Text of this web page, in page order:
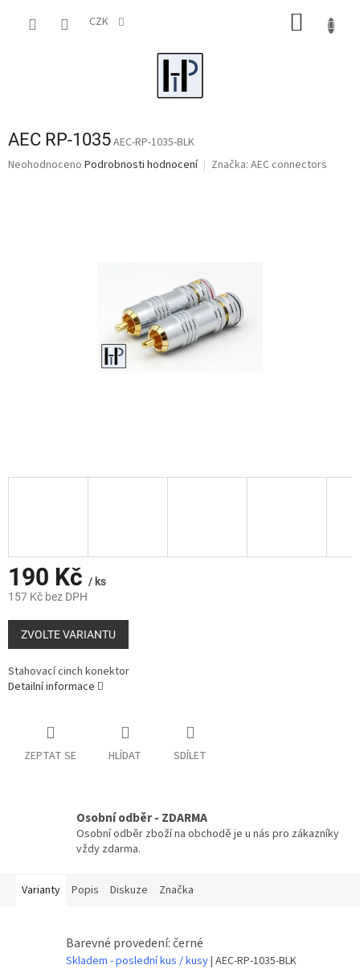
CZK
AEC RP-1035AEC-RP-1035-BLK
Průměrné
Neohodnoceno Podrobnosti hodnocení Značka: AEC connectors
190 Kč / ks
157 Kč bez DPH
Měrná
cena:
ZVOLTE VARIANTU
Stahovací cinch konektor
Detailní informace
ZEPTAT SE HLÍDAT SDÍLET
Osobní odběr - ZDARMA
Osobní odběr zboží na obchodě je u nás pro zákazníky
vždy zdarma.
Varianty Popis Diskuze Značka
Barevné provedení: černé
Skladem - poslední kus / kusy| AEC-RP-1035-BLK